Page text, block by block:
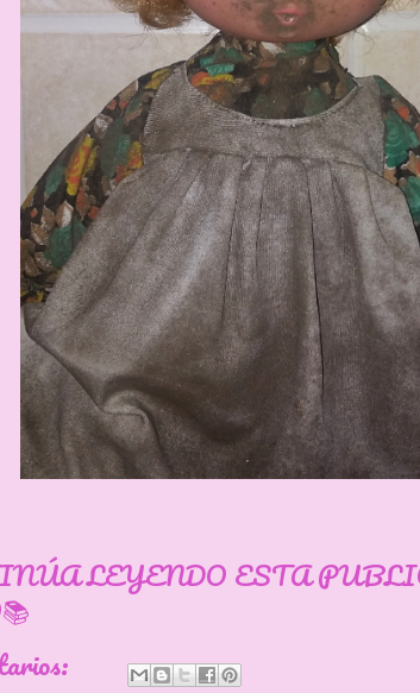
LEYENDO ESTA